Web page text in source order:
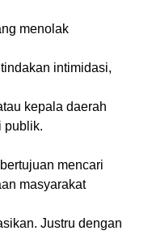
menolak
intimidasi,
kepala daerah
publik.
mencari
masyarakat
Justru dengan